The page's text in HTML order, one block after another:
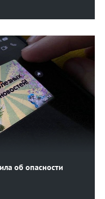
об опасности